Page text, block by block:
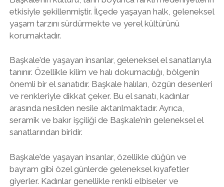
etkisiyle şekillenmiştir. İlçede yaşayan halk, geleneksel
yaşam tarzını sürdürmekte ve yerel kültürünü
korumaktadır.
Başkale’de yaşayan insanlar, geleneksel el sanatlarıyla
tanınır. Özellikle kilim ve halı dokumacılığı, bölgenin
önemli bir el sanatıdır. Başkale halıları, özgün desenleri
ve renkleriyle dikkat çeker. Bu el sanatı, kadınlar
arasında nesilden nesile aktarılmaktadır. Ayrıca,
seramik ve bakır işçiliği de Başkale’nin geleneksel el
sanatlarından biridir.
Başkale’de yaşayan insanlar, özellikle düğün ve
bayram gibi özel günlerde geleneksel kıyafetler
giyerler. Kadınlar genellikle renkli elbiseler ve